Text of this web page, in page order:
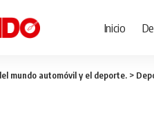
Inicio
mundo automóvil y el deporte. >